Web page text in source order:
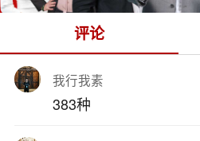
评论
我行我素
383种